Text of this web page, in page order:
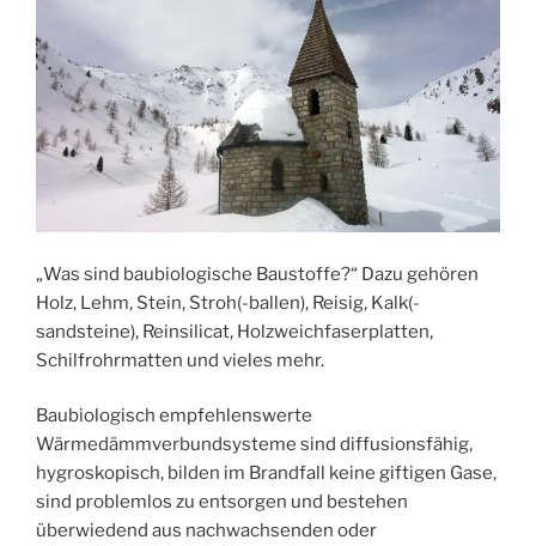
„Was sind baubiologische Baustoffe?“ Dazu gehören
Holz, Lehm, Stein, Stroh(-ballen), Reisig, Kalk(-
sandsteine), Reinsilicat, Holzweichfaserplatten,
Schilfrohrmatten und vieles mehr.
Baubiologisch empfehlenswerte
Wärmedämmverbundsysteme sind diffusionsfähig,
hygroskopisch, bilden im Brandfall keine giftigen Gase,
sind problemlos zu entsorgen und bestehen
überwiedend aus nachwachsenden oder